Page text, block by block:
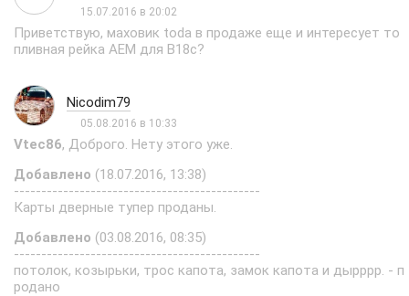
15.07.2016 в 20:02
Приветствую, маховик toda в продаже еще и интересует то
пливная рейка АЕМ для B18с?
Nicodim79
05.08.2016 в 10:33
Vtec86, Доброго. Нету этого уже.
Добавлено (18.07.2016, 13:38)
---------------------------------------------
Карты дверные тупер проданы.
Добавлено (03.08.2016, 08:35)
---------------------------------------------
потолок, козырьки, трос капота, замок капота и дырррр. - п
родано